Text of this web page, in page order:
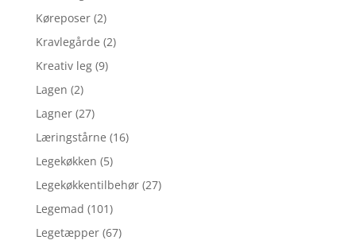
Køreposer (2)
Kravlegårde (2)
Kreativ leg (9)
Lagen (2)
Lagner (27)
Læringstårne (16)
Legekøkken (5)
Legekøkkentilbehør (27)
Legemad (101)
Legetæpper (67)